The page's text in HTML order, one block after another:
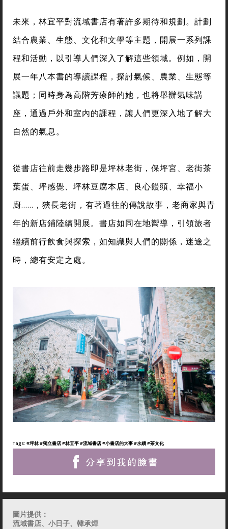
未來，林宜平對流域書店有著許多期待和規劃。計劃
結合農業、生態、文化和文學等主題，開展一系列課
程和活動，以引導人們深入了解這些領域。例如，開
展一年八本書的導讀課程，探討氣候、農業、生態等
議題；同時身為高階芳療師的她，也將舉辦氣味講
座，通過戶外和室內的課程，讓人們更深入地了解大
自然的氣息。
從書店往前走幾步路即是坪林老街，保坪宮、老街茶
葉蛋、坪感覺、坪林豆腐本店、良心饅頭、幸福小
廚......，狹長老街，有著過往的傳說故事，老商家與青
年的新店鋪陸續開展。書店如同在地嚮導，引領旅者
繼續前行飲食與探索，如知識與人們的關係，迷途之
時，總有安定之處。
Tags: #坪林#獨立書店#林宜平#流域書店#小書店的大事#永續#茶文化
圖片提供：
流域書店、小日子、韓承燁